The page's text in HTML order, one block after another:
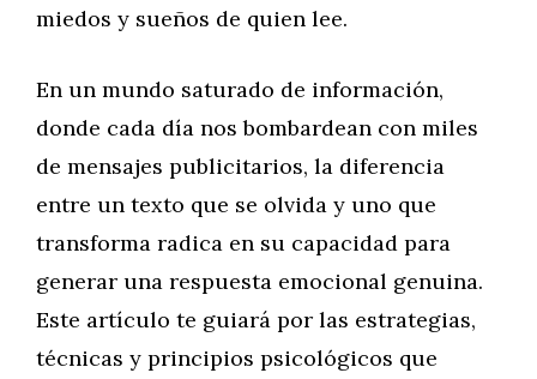
miedos y sueños de quien lee.
En un mundo saturado de información,
donde cada día nos bombardean con miles
de mensajes publicitarios, la diferencia
entre un texto que se olvida y uno que
transforma radica en su capacidad para
generar una respuesta emocional genuina.
Este artículo te guiará por las estrategias,
técnicas y principios psicológicos que